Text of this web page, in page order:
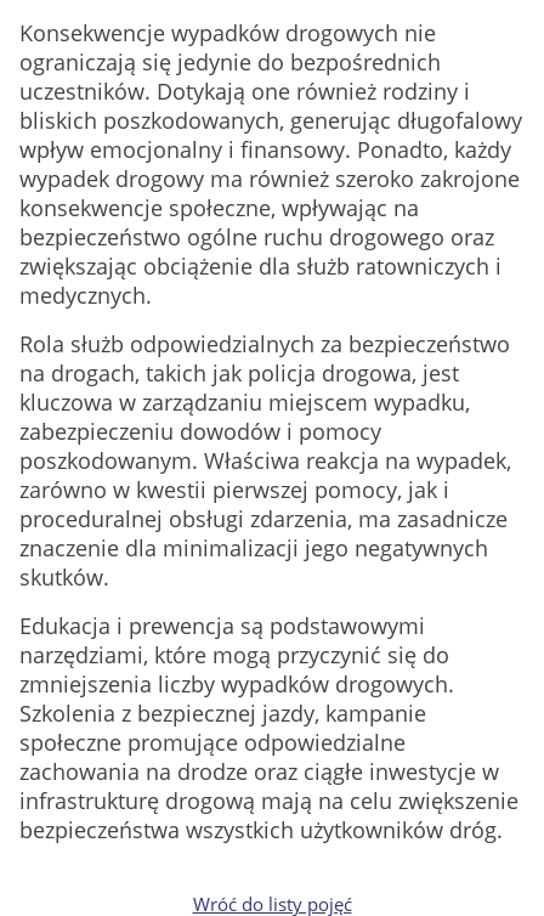
Konsekwencje wypadków drogowych nie
ograniczają się jedynie do bezpośrednich
uczestników. Dotykają one również rodziny i
bliskich poszkodowanych, generując długofalowy
wpływ emocjonalny i finansowy. Ponadto, każdy
wypadek drogowy ma również szeroko zakrojone
konsekwencje społeczne, wpływając na
bezpieczeństwo ogólne ruchu drogowego oraz
zwiększając obciążenie dla służb ratowniczych i
medycznych.
Rola służb odpowiedzialnych za bezpieczeństwo
na drogach, takich jak policja drogowa, jest
kluczowa w zarządzaniu miejscem wypadku,
zabezpieczeniu dowodów i pomocy
poszkodowanym. Właściwa reakcja na wypadek,
zarówno w kwestii pierwszej pomocy, jak i
proceduralnej obsługi zdarzenia, ma zasadnicze
znaczenie dla minimalizacji jego negatywnych
skutków.
Edukacja i prewencja są podstawowymi
narzędziami, które mogą przyczynić się do
zmniejszenia liczby wypadków drogowych.
Szkolenia z bezpiecznej jazdy, kampanie
społeczne promujące odpowiedzialne
zachowania na drodze oraz ciągłe inwestycje w
infrastrukturę drogową mają na celu zwiększenie
bezpieczeństwa wszystkich użytkowników dróg.
Wróć do listy pojęć